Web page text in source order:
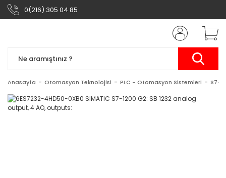
0(216) 305 04 85
Anasayfa Otomasyon Teknolojisi PLC - Otomasyon Sistemleri S7-